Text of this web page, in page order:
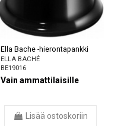
Ella Bache -hierontapankki
ELLA BACHÉ
BE19016
Vain ammattilaisille
Lisää ostoskoriin